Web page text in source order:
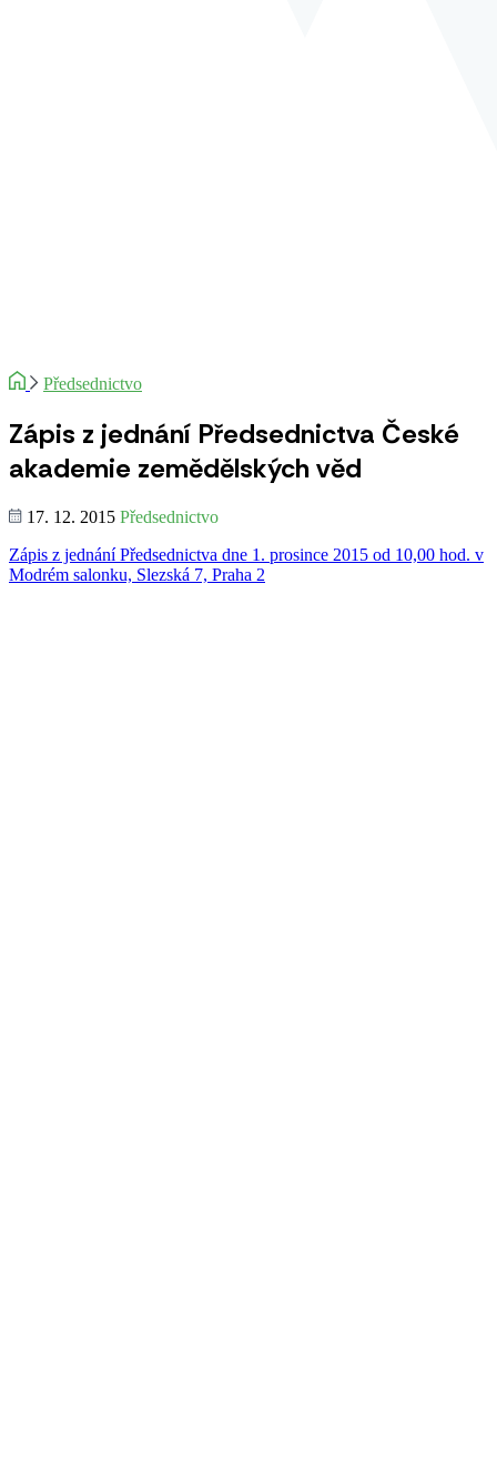
Předsednictvo
Zápis z jednání Předsednictva České
akademie zemědělských věd
17. 12. 2015 Předsednictvo
Zápis z jednání Předsednictva dne 1. prosince 2015 od 10,00 hod. v
Modrém salonku, Slezská 7, Praha 2